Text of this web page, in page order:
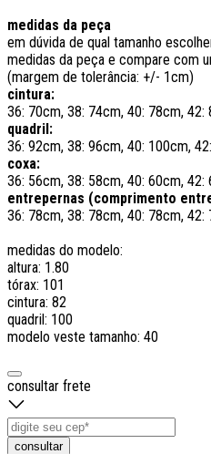
medidas da peça
em dúvida de qual tamanho
medidas da peça e compare com
(margem de tolerância: +/- 1cm)
cintura:
36: 70cm, 38: 74cm, 40: 78cm,
quadril:
36: 92cm, 38: 96cm, 40: 100cm,
coxa:
36: 56cm, 38: 58cm, 40: 60cm,
entrepernas (comprimento
36: 78cm, 38: 78cm, 40: 78cm,
medidas do modelo:
altura: 1.80
tórax: 101
cintura: 82
quadril: 100
modelo veste tamanho: 40
consultar frete
consultar